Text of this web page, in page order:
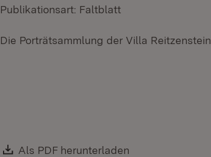
Publikationsart: Faltblatt
Die Porträtsammlung der Villa Reitzenstein
Download:
Als PDF herunterladen